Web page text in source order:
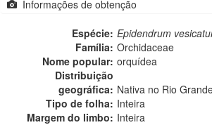
Informações de obtenção
Espécie: Epidendrum
Família: Orchidaceae
Nome popular: orquídea
Distribuição
geográfica: Nativa no Rio
Tipo de folha: Inteira
Margem do limbo: Inteira